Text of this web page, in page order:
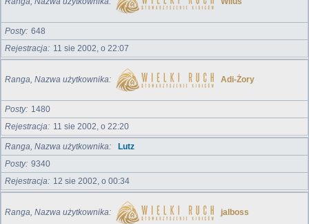
Posty 648
Rejestracja
11 sie 2002, o 22:07
Ranga, Nazwa użytkownika Adi-Żory
Posty
1480
Rejestracja
11 sie 2002, o 22:20
Ranga, Nazwa użytkownika
Lutz
Posty 9340
Rejestracja
12 sie 2002, o 00:34
Ranga, Nazwa użytkownika jalboss